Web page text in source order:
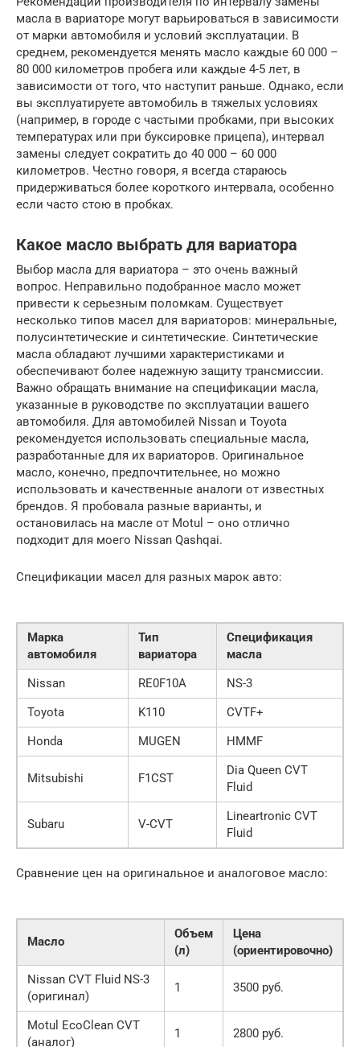
масла в вариаторе могут варьироваться в зависимости
от марки автомобиля и условий эксплуатации. В
среднем, рекомендуется менять масло каждые 60 000 –
80 000 километров пробега или каждые 4-5 лет, в
зависимости от того, что наступит раньше. Однако, если
вы эксплуатируете автомобиль в тяжелых условиях
(например, в городе с частыми пробками, при высоких
температурах или при буксировке прицепа), интервал
замены следует сократить до 40 000 – 60 000
километров. Честно говоря, я всегда стараюсь
придерживаться более короткого интервала, особенно
если часто стою в пробках.
Какое масло выбрать для вариатора
Выбор масла для вариатора – это очень важный
вопрос. Неправильно подобранное масло может
привести к серьезным поломкам. Существует
несколько типов масел для вариаторов: минеральные,
полусинтетические и синтетические. Синтетические
масла обладают лучшими характеристиками и
обеспечивают более надежную защиту трансмиссии.
Важно обращать внимание на спецификации масла,
указанные в руководстве по эксплуатации вашего
автомобиля. Для автомобилей Nissan и Toyota
рекомендуется использовать специальные масла,
разработанные для их вариаторов. Оригинальное
масло, конечно, предпочтительнее, но можно
использовать и качественные аналоги от известных
брендов. Я пробовала разные варианты, и
остановилась на масле от Motul – оно отлично
подходит для моего Nissan Qashqai.
Спецификации масел для разных марок авто:
Марка
автомобиля
Тип
вариатора
Спецификация
масла
Nissan
RE0F10A
NS-3
Toyota
K110
CVTF+
Honda
MUGEN HMMF
Mitsubishi F1CST
Dia Queen CVT
Fluid
Subaru V-CVT
Lineartronic CVT
Fluid
Сравнение цен на оригинальное и аналоговое масло:
Масло
Объем
(л)
Цена
(ориентировочно)
Nissan CVT Fluid NS-3
(оригинал)
1 3500 руб.
Motul EcoClean CVT
(аналог)
1 2800 руб.